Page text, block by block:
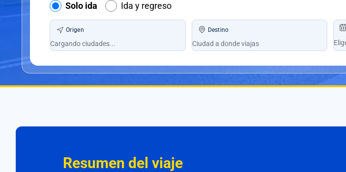
Solo ida Ida y regreso
Origen Destino
Resumen del viaje